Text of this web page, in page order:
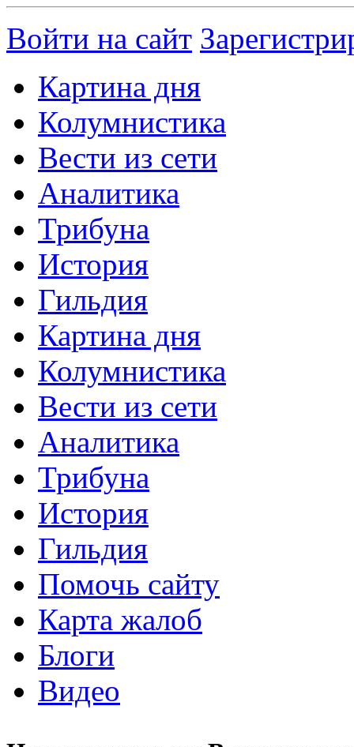
Войти на сайт
Картина дня
Колумнистика
Вести из сети
Аналитика
Трибуна
История
Гильдия
Картина дня
Колумнистика
Вести из сети
Аналитика
Трибуна
История
Гильдия
Помочь сайту
Карта жалоб
Блоги
Видео